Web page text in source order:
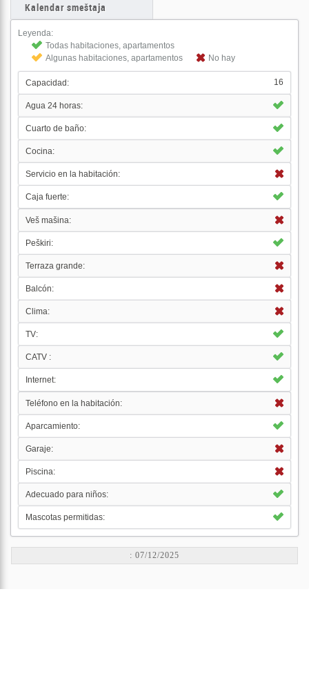
Kalendar smeštaja
Leyenda:
Todas habitaciones, apartamentos
Algunas habitaciones, apartamentos
No hay
Capacidad: 16
Agua 24 horas:
Cuarto de baño:
Cocina:
Servicio en la habitación:
Caja fuerte:
Veš mašina:
Peškiri:
Terraza grande:
Balcón:
Clima:
TV:
CATV :
Internet:
Teléfono en la habitación:
Aparcamiento:
Garaje:
Piscina:
Adecuado para niños:
Mascotas permitidas:
: 07/12/2025